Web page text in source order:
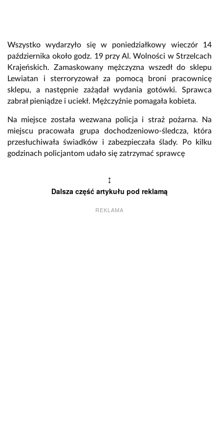
Wszystko wydarzyło się w poniedziałkowy wieczór 14
października około godz. 19 przy Al. Wolności w Strzelcach
Krajeńskich. Zamaskowany mężczyzna wszedł do sklepu
Lewiatan i sterroryzował za pomocą broni pracownicę
sklepu, a następnie zażądał wydania gotówki. Sprawca
zabrał pieniądze i uciekł. Mężczyźnie pomagała kobieta.
Na miejsce została wezwana policja i straż pożarna. Na
miejscu pracowała grupa dochodzeniowo-śledcza, która
przesłuchiwała świadków i zabezpieczała ślady. Po kilku
godzinach policjantom udało się zatrzymać sprawcę
↕
Dalsza część artykułu pod reklamą
REKLAMA